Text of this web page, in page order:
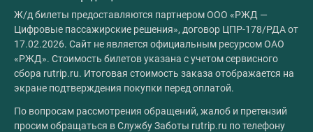
Ж/д билеты предоставляются партнером ООО «РЖД —
Цифровые пассажирские решения», договор ЦПР-178/РДА от
17.02.2026. Сайт не является официальным ресурсом ОАО
«РЖД». Стоимость билетов указана с учетом сервисного
сбора rutrip.ru. Итоговая стоимость заказа отображается на
экране подтверждения покупки перед оплатой.
По вопросам рассмотрения обращений, жалоб и претензий
просим обращаться в Службу Заботы rutrip.ru по телефону